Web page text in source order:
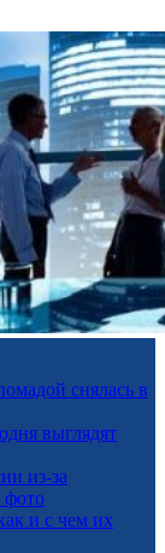
снялась в
выглядят
из-за
фото
и с чем их